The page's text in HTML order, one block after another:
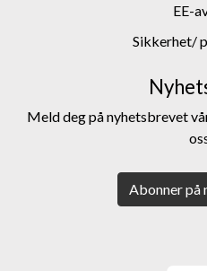
EE-
Sikkerhet/
Meld deg på nyhetsbrevet
Abonner på